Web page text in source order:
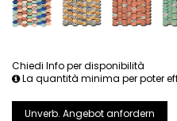
Chiedi Info per disponibilità
La quantità minima per poter
Unverb. Angebot anfordern